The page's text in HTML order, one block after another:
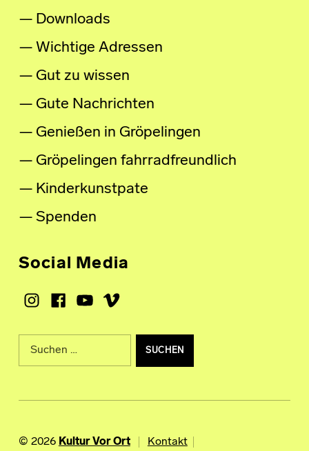
Downloads
Wichtige Adressen
Gut zu wissen
Gute Nachrichten
Genießen in Gröpelingen
Gröpelingen fahrradfreundlich
Kinderkunstpate
Spenden
Social Media
Instagram
Facebook
Youtube
Vimeo
Suche nach:
© 2026 Kultur Vor Ort Kontakt